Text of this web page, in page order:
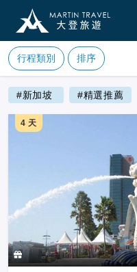
行程類別 排序
#新加坡 #精選推薦
4 天